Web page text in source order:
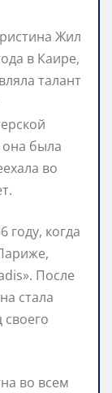
Жил
в Каире,
талант
была
во
году, когда
После
стала
во всем